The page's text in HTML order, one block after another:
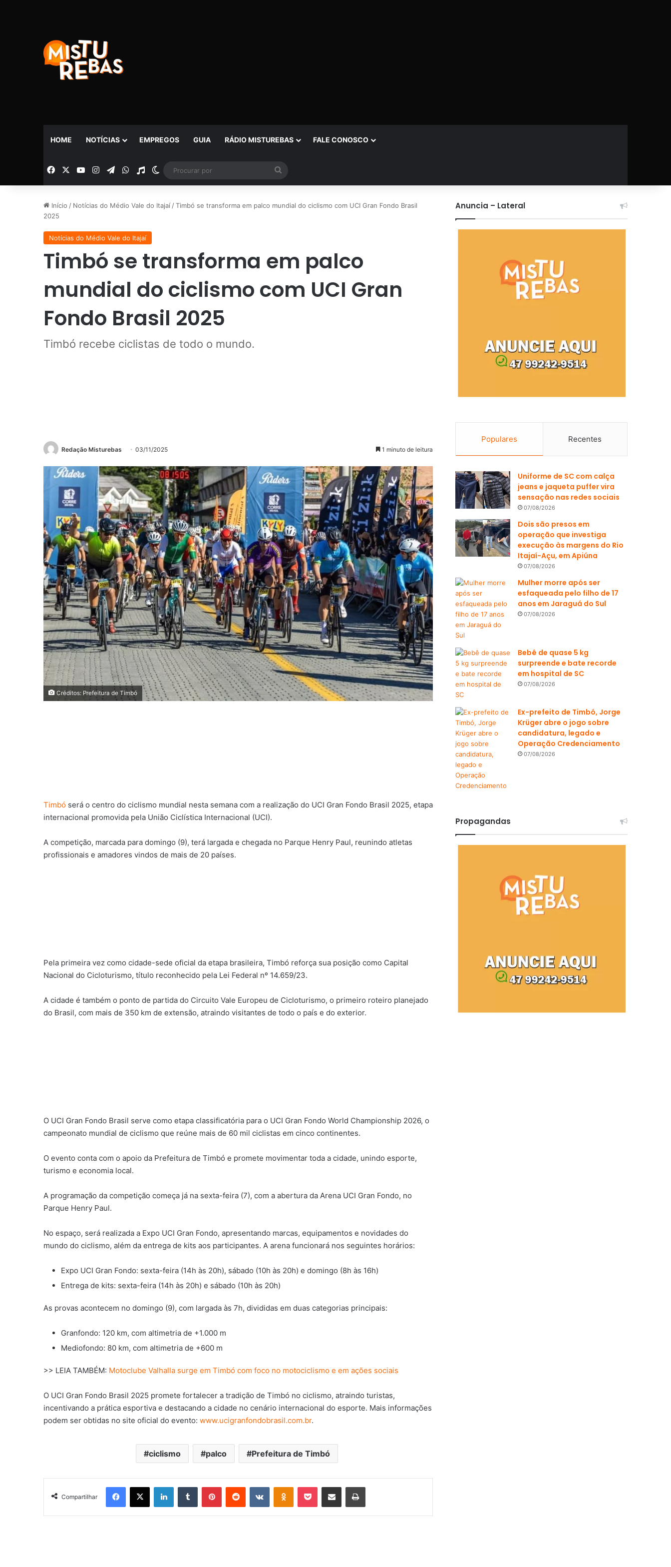
HOME NOTÍCIAS EMPREGOS GUIA RÁDIO MISTUREBAS FALE CONOSCO
Facebook YouTubeInstagramTelegramWhatsApp
Rádio Switch skin
por
Início / Notícias do Médio Vale do Itajaí /Timbó se transforma em palco mundial do ciclismo com UCI Gran Fondo Brasil
2025
Notícias do Médio Vale do Itajaí
Timbó se transforma em palco
mundial do ciclismo com UCI Gran
Fondo Brasil 2025
Timbó recebe ciclistas de todo o mundo.
Redação Misturebas 03/11/2025 1 minuto de leitura
Créditos: Prefeitura de Timbó
Timbó será o centro do ciclismo mundial nesta semana com a realização do UCI Gran Fondo Brasil 2025, etapa
internacional promovida pela União Ciclística Internacional (UCI).
A competição, marcada para domingo (9), terá largada e chegada no Parque Henry Paul, reunindo atletas
profissionais e amadores vindos de mais de 20 países.
Pela primeira vez como cidade-sede oficial da etapa brasileira, Timbó reforça sua posição como Capital
Nacional do Cicloturismo, título reconhecido pela Lei Federal nº 14.659/23.
A cidade é também o ponto de partida do Circuito Vale Europeu de Cicloturismo, o primeiro roteiro planejado
do Brasil, com mais de 350 km de extensão, atraindo visitantes de todo o país e do exterior.
O UCI Gran Fondo Brasil serve como etapa classificatória para o UCI Gran Fondo World Championship 2026, o
campeonato mundial de ciclismo que reúne mais de 60 mil ciclistas em cinco continentes.
O evento conta com o apoio da Prefeitura de Timbó e promete movimentar toda a cidade, unindo esporte,
turismo e economia local.
A programação da competição começa já na sexta-feira (7), com a abertura da Arena UCI Gran Fondo, no
Parque Henry Paul.
No espaço, será realizada a Expo UCI Gran Fondo, apresentando marcas, equipamentos e novidades do
mundo do ciclismo, além da entrega de kits aos participantes. A arena funcionará nos seguintes horários:
Expo UCI Gran Fondo: sexta-feira (14h às 20h), sábado (10h às 20h) e domingo (8h às 16h)
Entrega de kits: sexta-feira (14h às 20h) e sábado (10h às 20h)
As provas acontecem no domingo (9), com largada às 7h, divididas em duas categorias principais:
Granfondo: 120 km, com altimetria de +1.000 m
Mediofondo: 80 km, com altimetria de +600 m
>> LEIA TAMBÉM: Motoclube Valhalla surge em Timbó com foco no motociclismo e em ações sociais
O UCI Gran Fondo Brasil 2025 promete fortalecer a tradição de Timbó no ciclismo, atraindo turistas,
incentivando a prática esportiva e destacando a cidade no cenário internacional do esporte. Mais informações
podem ser obtidas no site oficial do evento: www.ucigranfondobrasil.com.br.
ciclismo palco Prefeitura de Timbó
Compartilhar
Anuncia – Lateral
Populares Recentes
Uniforme de SC com calça
jeans e jaqueta puffer vira
sensação nas redes sociais
07/08/2026
Dois são presos em
operação que investiga
execução às margens do Rio
Itajaí-Açu, em Apiúna
07/08/2026
Mulher morre após ser
esfaqueada pelo filho de 17
anos em Jaraguá do Sul
07/08/2026
Bebê de quase 5 kg
surpreende e bate recorde
em hospital de SC
07/08/2026
Ex-prefeito de Timbó, Jorge
Krüger abre o jogo sobre
candidatura, legado e
Operação Credenciamento
07/08/2026
Propagandas